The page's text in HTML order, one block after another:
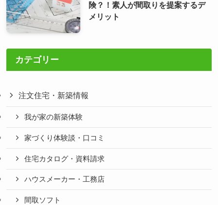
険？！素人が間取りを提案するデ
メリット
カテゴリー
注文住宅・新築情報
我が家の新築体験
家づくり体験談・口コミ
住宅カタログ・資料請求
ハウスメーカー・工務店
間取ソフト